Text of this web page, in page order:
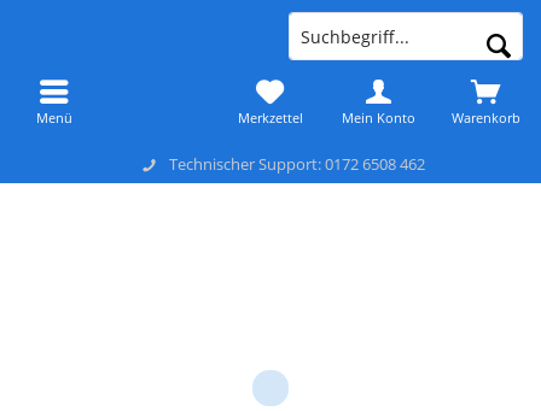
Technischer Support: 0172 6508 462
Menü Warenkorb
Merkzettel Mein Konto